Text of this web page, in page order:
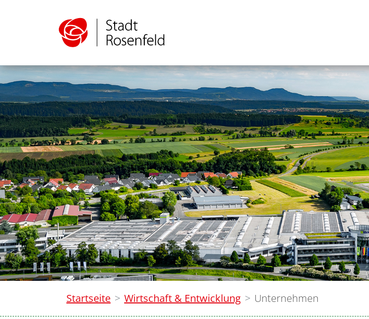
Startseite Wirtschaft & Entwicklung Unternehmen